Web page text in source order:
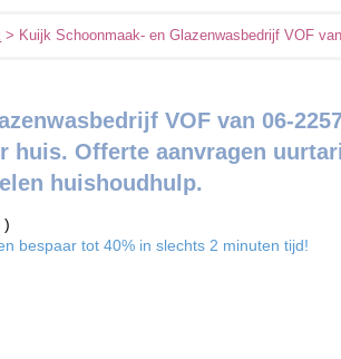
> Kuijk Schoonmaak- en Glazenwasbedrijf VOF van
VOF van 06-
huis. Offerte aanvragen
huishoudhulp.
)
bespaar tot 40% in slechts 2 minuten tijd!